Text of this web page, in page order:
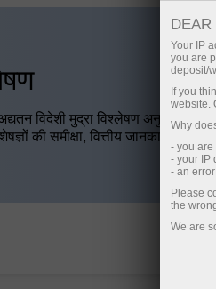
विदेशी मुद्रा विश्लेषण अनुभाग
की समीक्षा, वित्तीय जानकारी की
DEAR
Your IP
you are
deposit/
If you
website.
Why
- you
- your IP
- an
Please
the
We are